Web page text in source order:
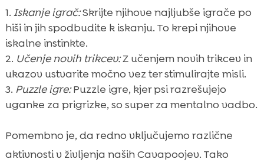
Iskanje igrač:Skrijte njihove najljubše igrače po
hiši in jih spodbudite k iskanju. To krepi njihove
iskalne instinkte.
Učenje novih trikcev:Z učenjem novih trikcev in
ukazov ustvarite močno vez ter stimulirajte misli.
Puzzle igre:Puzzle igre, kjer psi razrešujejo
uganke za prigrizke, so super za mentalno vadbo.
Pomembno je, da redno vključujemo različne
aktivnosti v življenja naših Cavapoojev. Tako